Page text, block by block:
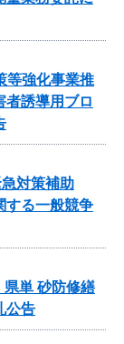
等強化事業推
誘導用ブロ
対策補助
する一般競争
単 砂防修繕
公告